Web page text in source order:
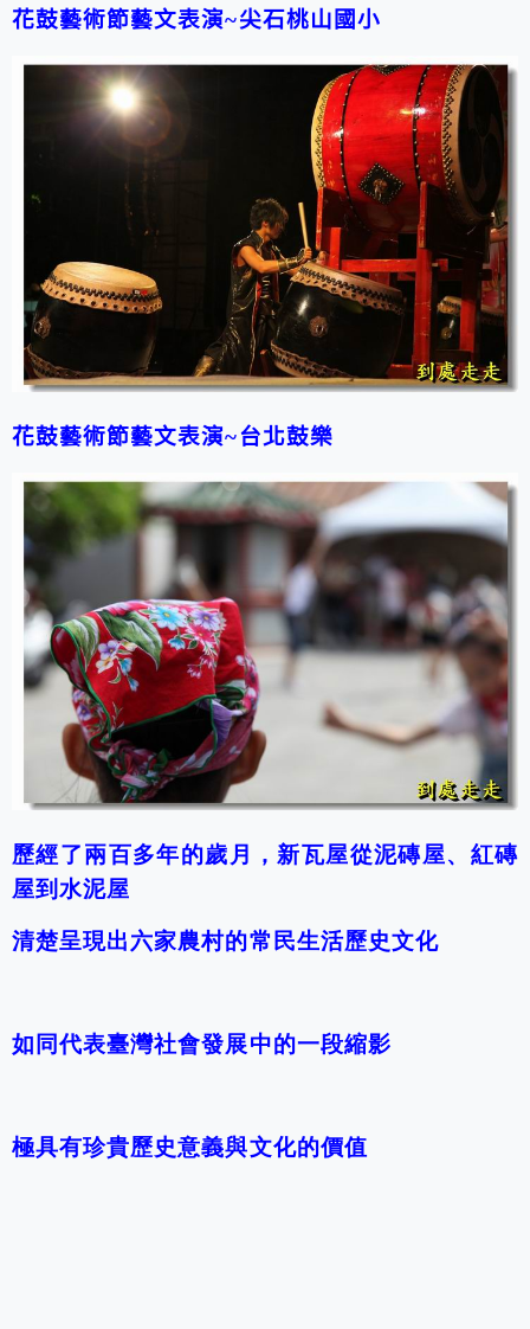
花鼓藝術節藝文表演~尖石桃山國小
花鼓藝術節藝文表演~台北鼓樂
歷經了兩百多年的歲月，新瓦屋從泥磚屋、紅磚
屋到水泥屋
清楚呈現出六家農村的常民生活歷史文化
如同代表臺灣社會發展中的一段縮影
極具有珍貴歷史意義與文化的價值